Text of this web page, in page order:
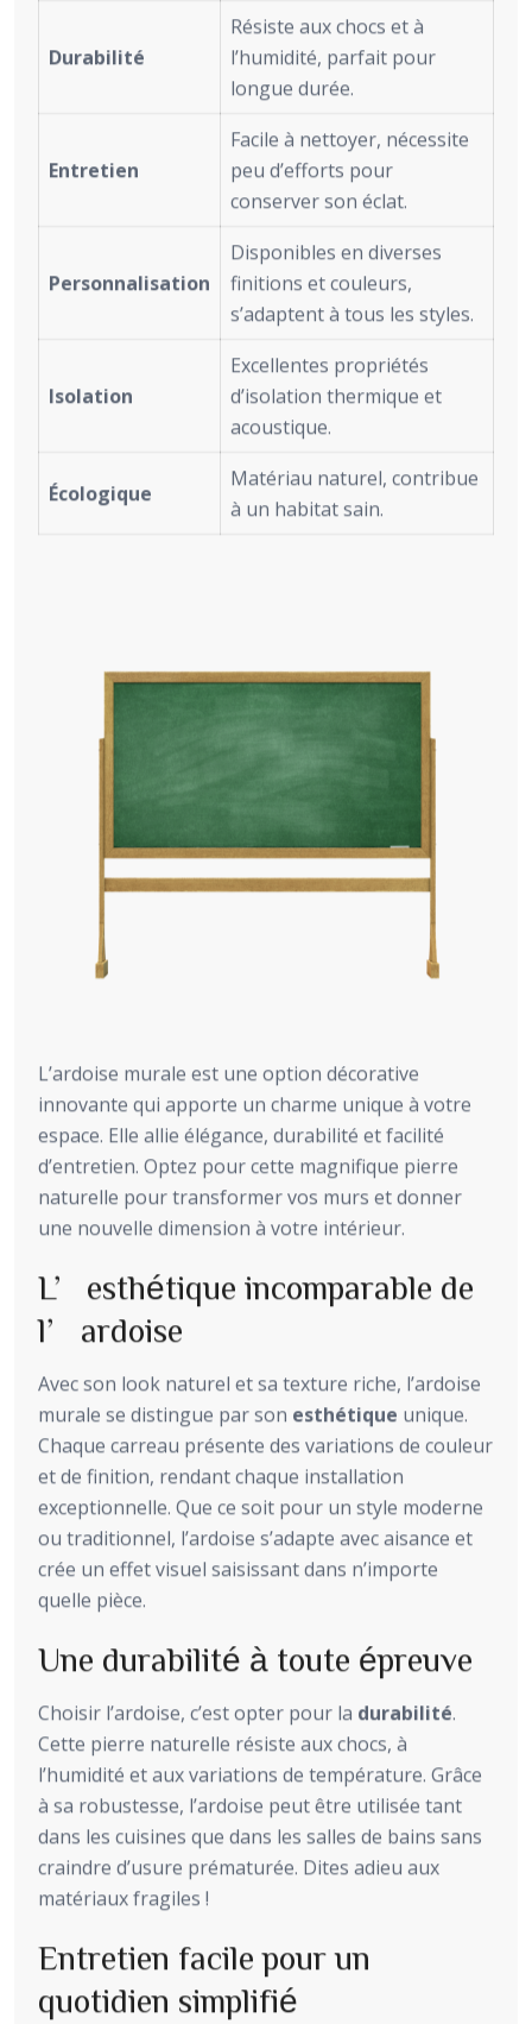
Durabilité
Résiste aux chocs et à
l’humidité, parfait pour
longue durée.
Entretien
Facile à nettoyer, nécessite
peu d’efforts pour
conserver son éclat.
Personnalisation
Disponibles en diverses
finitions et couleurs,
s’adaptent à tous les styles.
Isolation
Excellentes propriétés
d’isolation thermique et
acoustique.
Écologique
Matériau naturel, contribue
à un habitat sain.
L’ardoise murale est une option décorative
innovante qui apporte un charme unique à votre
espace. Elle allie élégance, durabilité et facilité
d’entretien. Optez pour cette magnifique pierre
naturelle pour transformer vos murs et donner
une nouvelle dimension à votre intérieur.
L’esthétique incomparable de
l’ardoise
Avec son look naturel et sa texture riche, l’ardoise
murale se distingue par son esthétique unique.
Chaque carreau présente des variations de couleur
et de finition, rendant chaque installation
exceptionnelle. Que ce soit pour un style moderne
ou traditionnel, l’ardoise s’adapte avec aisance et
crée un effet visuel saisissant dans n’importe
quelle pièce.
Une durabilité à toute épreuve
Choisir l’ardoise, c’est opter pour la durabilité.
Cette pierre naturelle résiste aux chocs, à
l’humidité et aux variations de température. Grâce
à sa robustesse, l’ardoise peut être utilisée tant
dans les cuisines que dans les salles de bains sans
craindre d’usure prématurée. Dites adieu aux
matériaux fragiles !
Entretien facile pour un
quotidien simplifié